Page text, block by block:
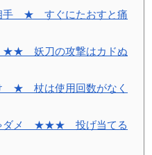
手 ★ すぐにたおすと痛
★★ 妖刀の攻撃はカドぬ
★ 杖は使用回数がなく
ゃダメ ★★★ 投げ当てる